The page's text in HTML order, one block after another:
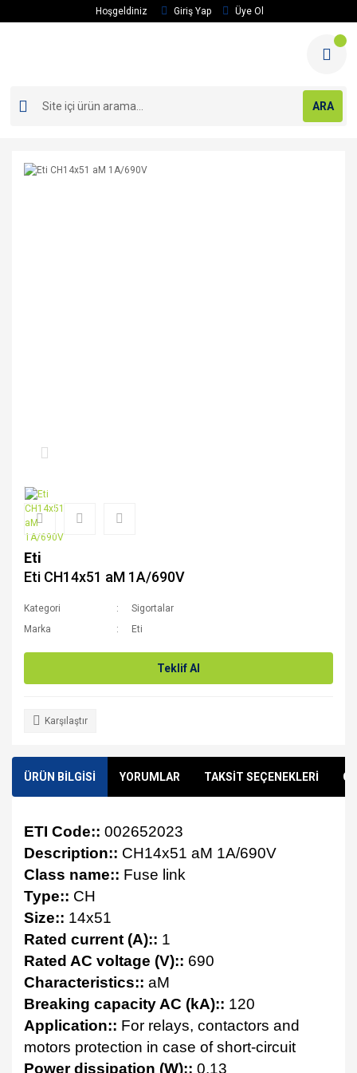
Hoşgeldiniz Giriş Yap Üye Ol
ARA
Eti
Eti CH14x51 aM 1A/690V
Kategori
Sigortalar
Marka
Eti
Teklif Al
Karşılaştır
ÜRÜN BİLGİSİ YORUMLAR TAKSİT SEÇENEKLERİ
ETI Code:: 002652023
Description:: CH14x51 aM 1A/690V
Class name:: Fuse link
Type:: CH
Size:: 14x51
Rated current (A):: 1
Rated AC voltage (V):: 690
Characteristics:: aM
Breaking capacity AC (kA):: 120
Application:: For relays, contactors and
motors protection in case of short-circuit
Power dissipation (W):: 0,13